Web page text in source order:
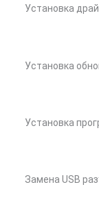
Установка
Установка
Установка
Замена USB